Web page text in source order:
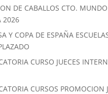
DE CABALLOS CTO.
2026
Y COPA DE ESPAÑA
CURSO JUECES
CURSOS PROMOCION